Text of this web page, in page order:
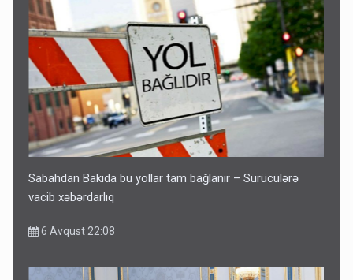
Sabahdan Bakıda bu yollar tam bağlanır – Sürücülərə
vacib xəbərdarlıq
6 Avqust 22:08